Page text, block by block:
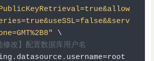
\
修改】配置数据库用户名
. datasource . username=root